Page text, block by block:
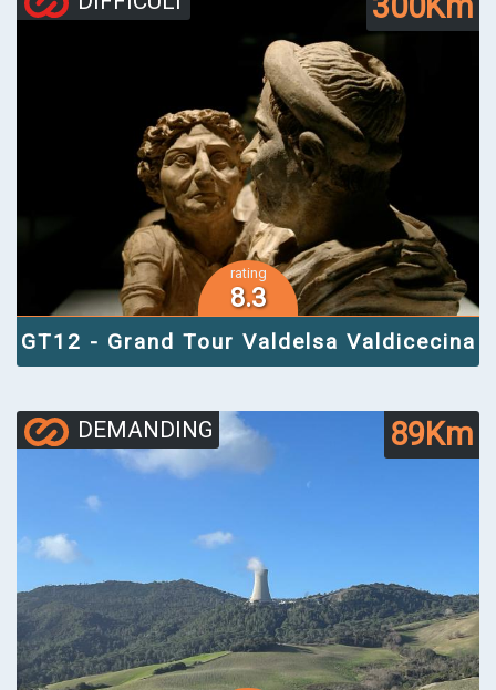
rating
8.3
GT12 - Grand Tour Valdelsa Valdicecina
DEMANDING 89Km